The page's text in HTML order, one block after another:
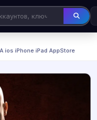
ios iPhone iPad AppStore